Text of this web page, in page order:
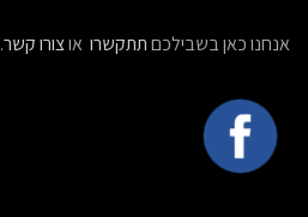
אנחנו כאן בשבילכםתתקשרו אוצורו קשר.